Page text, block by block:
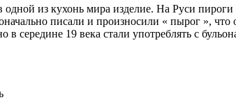
из кухонь мира изделие. На Руси
писали и произносили « пырог », что
середине 19 века стали употреблять с